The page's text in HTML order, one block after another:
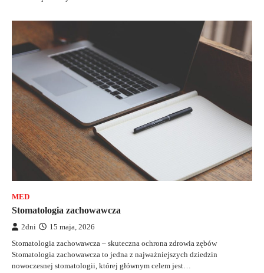
MED
Stomatologia zachowawcza
2dni 15 maja, 2026
Stomatologia zachowawcza – skuteczna ochrona zdrowia zębów
Stomatologia zachowawcza to jedna z najważniejszych dziedzin
nowoczesnej stomatologii, której głównym celem jest…